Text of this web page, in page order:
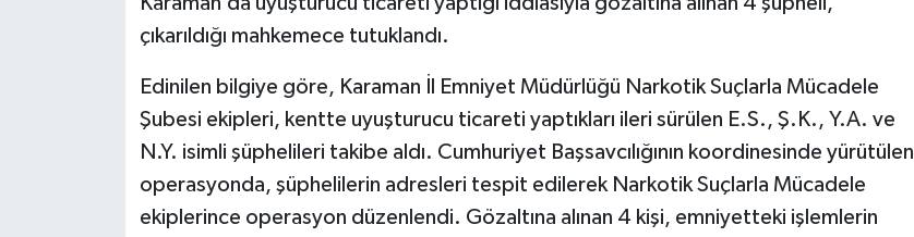
çıkarıldığı mahkemece tutuklandı.
Edinilen bilgiye göre, Karaman İl Emniyet Müdürlüğü Narkotik Suçlarla Mücadele
Şubesi ekipleri, kentte uyuşturucu ticareti yaptıkları ileri sürülen E.S., Ş.K., Y.A. ve
N.Y. isimli şüphelileri takibe aldı. Cumhuriyet Başsavcılığının koordinesinde yürütülen
operasyonda, şüphelilerin adresleri tespit edilerek Narkotik Suçlarla Mücadele
ekiplerince operasyon düzenlendi. Gözaltına alınan 4 kişi, emniyetteki işlemlerin